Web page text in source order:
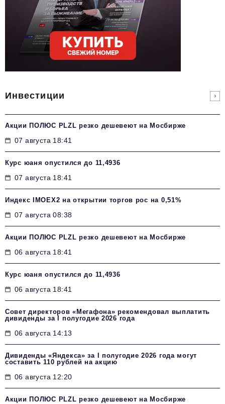
Инвестиции
Акции ПОЛЮС PLZL резко дешевеют на Мосбирже
07 августа 18:41
Курс юаня опустился до 11,4936
07 августа 18:41
Индекс IMOEX2 на открытии торгов рос на 0,51%
07 августа 08:38
Акции ПОЛЮС PLZL резко дешевеют на Мосбирже
06 августа 18:41
Курс юаня опустился до 11,4936
06 августа 18:41
Совет директоров «Мегафона» рекомендовал выплатить
дивиденды за I полугодие 2026 года
06 августа 14:13
Дивиденды «Яндекса» за I полугодие 2026 года могут
составить 110 рублей на акцию
06 августа 12:20
Акции ПОЛЮС PLZL резко дешевеют на Мосбирже